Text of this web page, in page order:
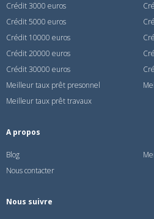
Crédit 3000 euros
Crédit 5000 euros
Crédit 10000 euros
Crédit 20000 euros
Crédit 30000 euros
Meilleur taux prêt presonnel
Meilleur taux prêt travaux
A propos
Blog
Nous contacter
Nous suivre